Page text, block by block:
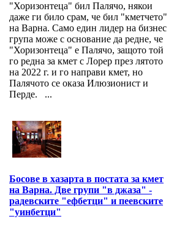
"Хоризонтеца" бил Палячо, някои
даже ги било срам, че бил "кметчето"
на Варна. Само един лидер на бизнес
група може с основание да редне, че
"Хоризонтеца" е Палячо, защото той
го редна за кмет с Лорер през лятото
на 2022 г. и го направи кмет, но
Палячото се оказа Илюзионист и
Перде. ...
Босове в хазарта в постата за кмет
на Варна. Две групи "в джаза" -
радевските "ефбетци" и пеевските
"уинбетци"